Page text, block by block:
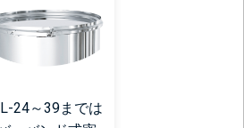
24～39までは